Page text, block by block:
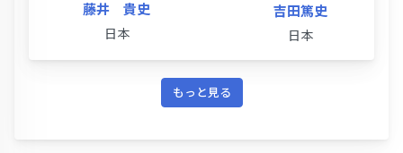
藤井 貴史
日本
吉田篤史
日本
もっと見る